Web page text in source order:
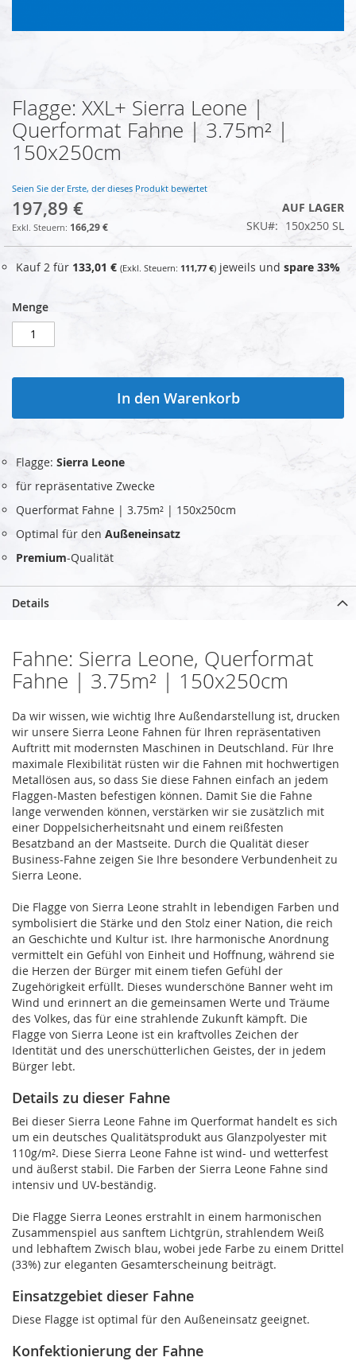
Zum
Anfang
der
Bildgalerie
Flagge: XXL+ Sierra Leone |
Querformat Fahne | 3.75m² |
150x250cm
Seien Sie der Erste, der dieses Produkt bewertet
197,89 €
166,29 €
AUF LAGER
SKU
150x250 SL
Kauf 2 für 133,01 € 111,77 € jeweils und spare 33%
Menge
In den Warenkorb
Flagge: Sierra Leone
für repräsentative Zwecke
Querformat Fahne | 3.75m² | 150x250cm
Optimal für den Außeneinsatz
Premium-Qualität
Details
Fahne: Sierra Leone, Querformat
Fahne | 3.75m² | 150x250cm
Da wir wissen, wie wichtig Ihre Außendarstellung ist, drucken
wir unsere Sierra Leone Fahnen für Ihren repräsentativen
Auftritt mit modernsten Maschinen in Deutschland. Für Ihre
maximale Flexibilität rüsten wir die Fahnen mit hochwertigen
Metallösen aus, so dass Sie diese Fahnen einfach an jedem
Flaggen-Masten befestigen können. Damit Sie die Fahne
lange verwenden können, verstärken wir sie zusätzlich mit
einer Doppelsicherheitsnaht und einem reißfesten
Besatzband an der Mastseite. Durch die Qualität dieser
Business-Fahne zeigen Sie Ihre besondere Verbundenheit zu
Sierra Leone.
Die Flagge von Sierra Leone strahlt in lebendigen Farben und
symbolisiert die Stärke und den Stolz einer Nation, die reich
an Geschichte und Kultur ist. Ihre harmonische Anordnung
vermittelt ein Gefühl von Einheit und Hoffnung, während sie
die Herzen der Bürger mit einem tiefen Gefühl der
Zugehörigkeit erfüllt. Dieses wunderschöne Banner weht im
Wind und erinnert an die gemeinsamen Werte und Träume
des Volkes, das für eine strahlende Zukunft kämpft. Die
Flagge von Sierra Leone ist ein kraftvolles Zeichen der
Identität und des unerschütterlichen Geistes, der in jedem
Bürger lebt.
Details zu dieser Fahne
Bei dieser Sierra Leone Fahne im Querformat handelt es sich
um ein deutsches Qualitätsprodukt aus Glanzpolyester mit
110g/m². Diese Sierra Leone Fahne ist wind- und wetterfest
und äußerst stabil. Die Farben der Sierra Leone Fahne sind
intensiv und UV-beständig.
Die Flagge Sierra Leones erstrahlt in einem harmonischen
Zusammenspiel aus sanftem Lichtgrün, strahlendem Weiß
und lebhaftem Zwisch blau, wobei jede Farbe zu einem Drittel
(33%) zur eleganten Gesamterscheinung beiträgt.
Einsatzgebiet dieser Fahne
Diese Flagge ist optimal für den Außeneinsatz geeignet.
Konfektionierung der Fahne